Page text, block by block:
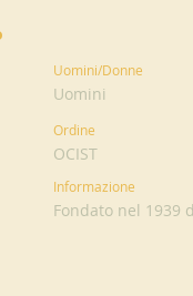
Uomini/Donne
Uomini
Ordine
OCIST
Informazione
Fondato nel 1939